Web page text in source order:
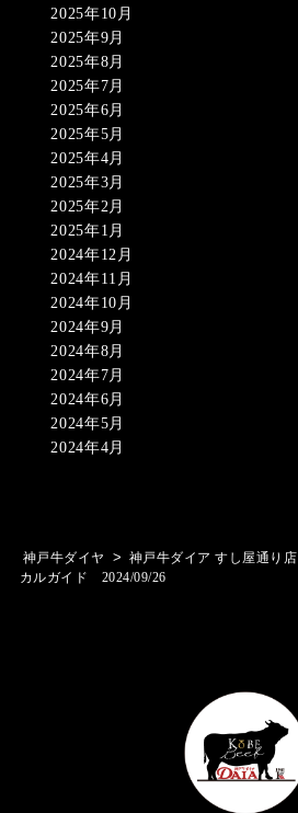
2025年10月
2025年9月
2025年8月
2025年7月
2025年6月
2025年5月
2025年4月
2025年3月
2025年2月
2025年1月
2024年12月
2024年11月
2024年10月
2024年9月
2024年8月
2024年7月
2024年6月
2024年5月
2024年4月
神戸牛ダイヤ > 神戸牛ダイア すし屋通り店
カルガイド 2024/09/26